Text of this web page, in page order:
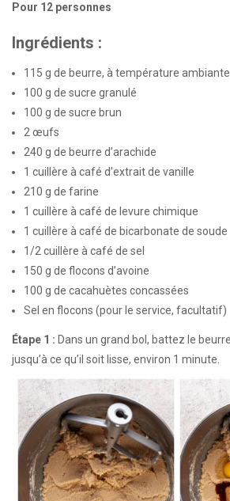
Pour 12 personnes
Ingrédients :
115 g de beurre, à température ambiante
100 g de sucre granulé
100 g de sucre brun
2 œufs
240 g de beurre d’arachide
1 cuillère à café d’extrait de vanille
210 g de farine
1 cuillère à café de levure chimique
1 cuillère à café de bicarbonate de soude
1/2 cuillère à café de sel
150 g de flocons d’avoine
100 g de cacahuètes concassées
Sel en flocons (pour le service, facultatif)
Étape 1 : Dans un grand bol, battez le
jusqu’à ce qu’il soit lisse, environ 1 minute.